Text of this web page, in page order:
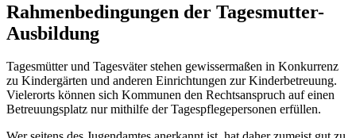
Rahmenbedingungen der Tagesmutter-
Ausbildung
Tagesmütter und Tagesväter stehen gewissermaßen in Konkurrenz
zu Kindergärten und anderen Einrichtungen zur Kinderbetreuung.
Vielerorts können sich Kommunen den Rechtsanspruch auf einen
Betreuungsplatz nur mithilfe der Tagespflegepersonen erfüllen.